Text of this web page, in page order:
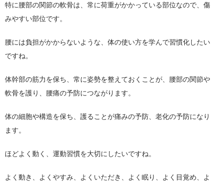
特に腰部の関節の軟骨は、常に荷重がかかっている部位なので、傷
みやすい部位です。
腰には負担がかからないような、体の使い方を学んで習慣化したい
ですね。
体幹部の筋力を保ち、常に姿勢を整えておくことが、腰部の関節や
軟骨を護り、腰痛の予防につながります。
体の細胞や構造を保ち、護ることが痛みの予防、老化の予防になり
ます。
ほどよく動く、運動習慣を大切にしたいですね。
よく動き、よくやすみ、よくいただき、よく眠り、よく目覚め、よ